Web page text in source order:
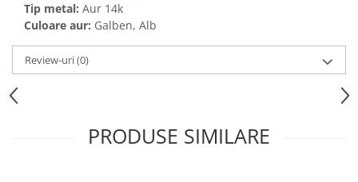
Tip metal: Aur 14k
Culoare aur: Galben, Alb
Review-uri(0)
PRODUSE SIMILARE